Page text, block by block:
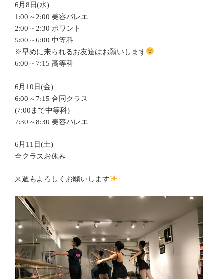
6月8日(水)
1:00 ~ 2:00 美容バレエ
2:00 ~ 2:30 ポワント
5:00 ~ 6:00 中等科
※早めに来られるお友達はお願いします
6:00 ~ 7:15 高等科
6月10日(金)
6:00 ~ 7:15 合同クラス
(7:00まで中等科)
7:30 ~ 8:30 美容バレエ
6月11日(土)
全クラスお休み
来週もよろしくお願いします